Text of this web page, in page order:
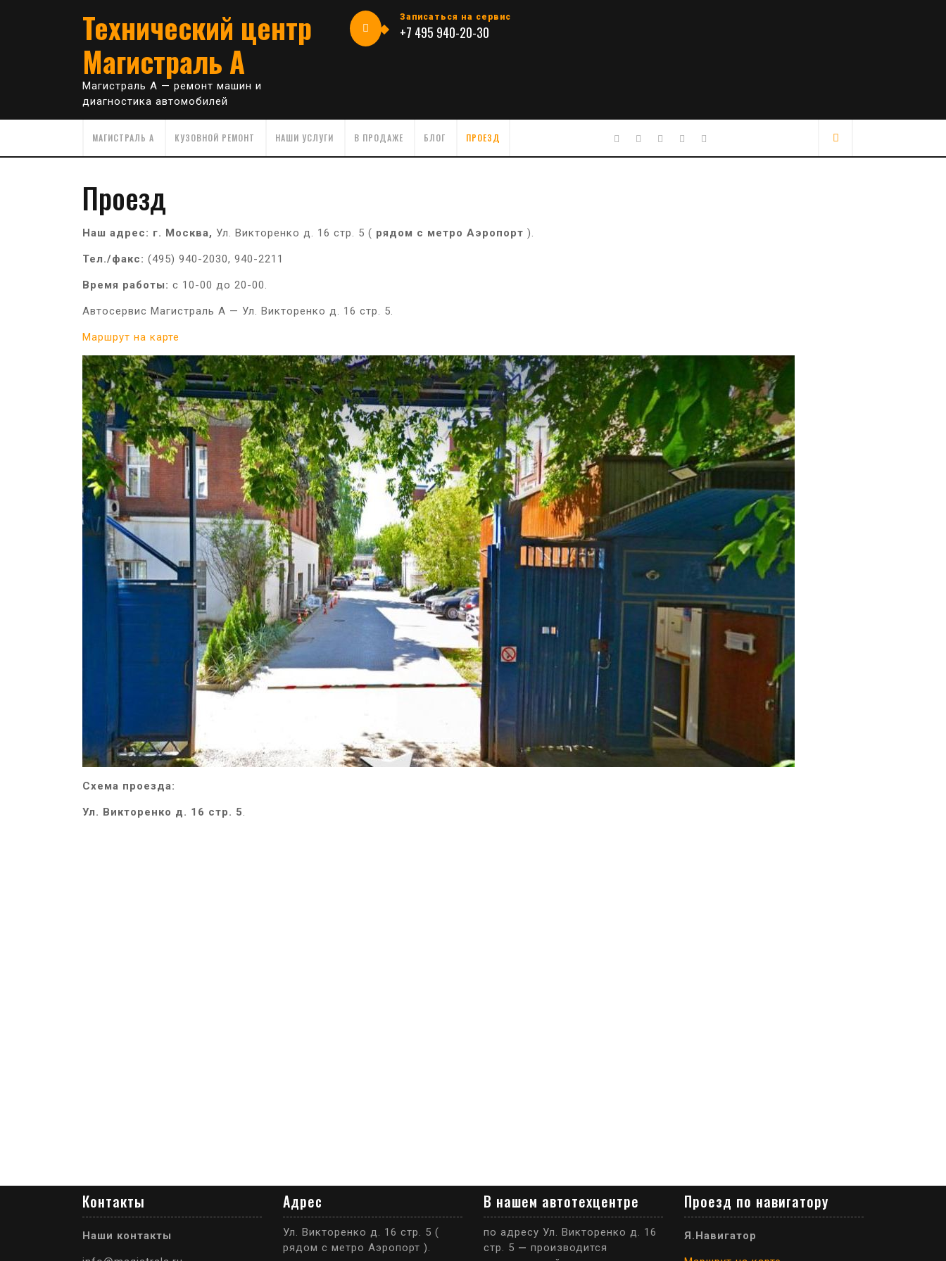
Технический центр
Магистраль А
Магистраль А — ремонт машин и
диагностика автомобилей
Записаться на сервис
+7 495 940-20-30
МАГИСТРАЛЬ А КУЗОВНОЙ РЕМОНТ НАШИ УСЛУГИ В ПРОДАЖЕ БЛОГ ПРОЕЗД
Проезд
Наш адрес: г. Москва, Ул. Викторенко д. 16 стр. 5 ( рядом с метро Аэропорт ).
Тел./факс: (495) 940-2030, 940-2211
Время работы: с 10-00 до 20-00.
Автосервис Магистраль А — Ул. Викторенко д. 16 стр. 5.
Маршрут на карте
Схема проезда:
Ул. Викторенко д. 16 стр. 5.
Контакты
Наши контакты
Адрес
Ул. Викторенко д. 16 стр. 5 (
рядом с метро Аэропорт ).
В нашем автотехцентре
по адресу Ул. Викторенко д. 16
стр. 5 — производится
Проезд по навигатору
Я.Навигатор